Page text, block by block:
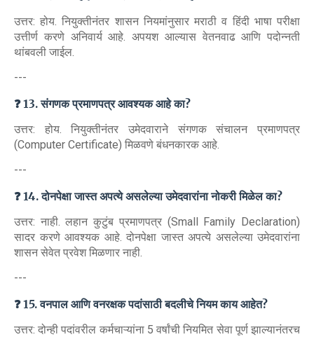
उत्तर: होय. नियुक्तीनंतर शासन नियमांनुसार मराठी व हिंदी भाषा परीक्षा
उत्तीर्ण करणे अनिवार्य आहे. अपयश आल्यास वेतनवाढ आणि पदोन्नती
थांबवली जाईल.
---
❓ 13. संगणक प्रमाणपत्र आवश्यक आहे का?
उत्तर: होय. नियुक्तीनंतर उमेदवाराने संगणक संचालन प्रमाणपत्र
(Computer Certificate) मिळवणे बंधनकारक आहे.
---
❓ 14. दोनपेक्षा जास्त अपत्ये असलेल्या उमेदवारांना नोकरी मिळेल का?
उत्तर: नाही. लहान कुटुंब प्रमाणपत्र (Small Family Declaration)
सादर करणे आवश्यक आहे. दोनपेक्षा जास्त अपत्ये असलेल्या उमेदवारांना
शासन सेवेत प्रवेश मिळणार नाही.
---
❓ 15. वनपाल आणि वनरक्षक पदांसाठी बदलीचे नियम काय आहेत?
उत्तर: दोन्ही पदांवरील कर्मचाऱ्यांना 5 वर्षांची नियमित सेवा पूर्ण झाल्यानंतरच